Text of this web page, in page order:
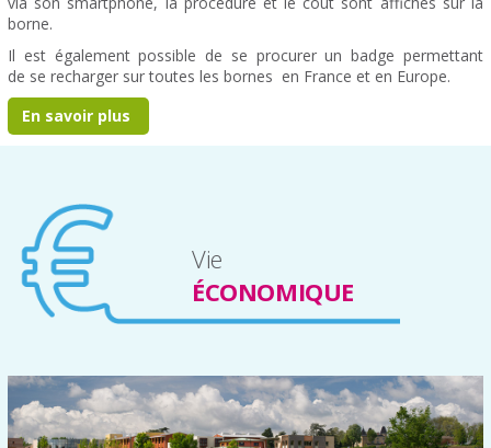
borne.
Il est également possible de se procurer un badge permettant
de se recharger sur toutes les bornes en France et en Europe.
En savoir plus
Vie
ÉCONOMIQUE